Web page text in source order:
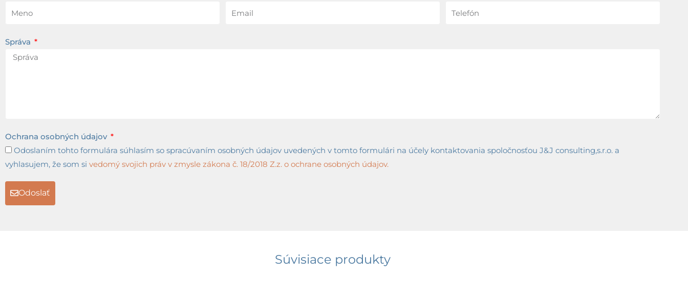
Správa
Ochrana osobných údajov
Odoslaním tohto formulára súhlasím so spracúvaním osobných údajov uvedených v tomto formulári na účely kontaktovania spoločnosťou J&J consulting,s.r.o. a
vyhlasujem, že som si vedomý svojich práv v zmysle zákona č. 18/2018 Z.z. o ochrane osobných údajov.
Odoslať
Súvisiace produkty